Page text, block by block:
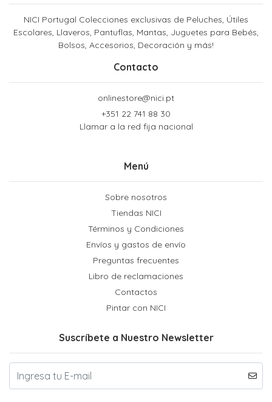
NICI Portugal Colecciones exclusivas de Peluches, Útiles
Escolares, Llaveros, Pantuflas, Mantas, Juguetes para Bebés,
Bolsos, Accesorios, Decoración y más!
Contacto
onlinestore@nici.pt
+351 22 741 88 30
Llamar a la red fija nacional
Menú
Sobre nosotros
Tiendas NICI
Términos y Condiciones
Envíos y gastos de envío
Preguntas frecuentes
Libro de reclamaciones
Contactos
Pintar con NICI
Suscríbete a Nuestro Newsletter